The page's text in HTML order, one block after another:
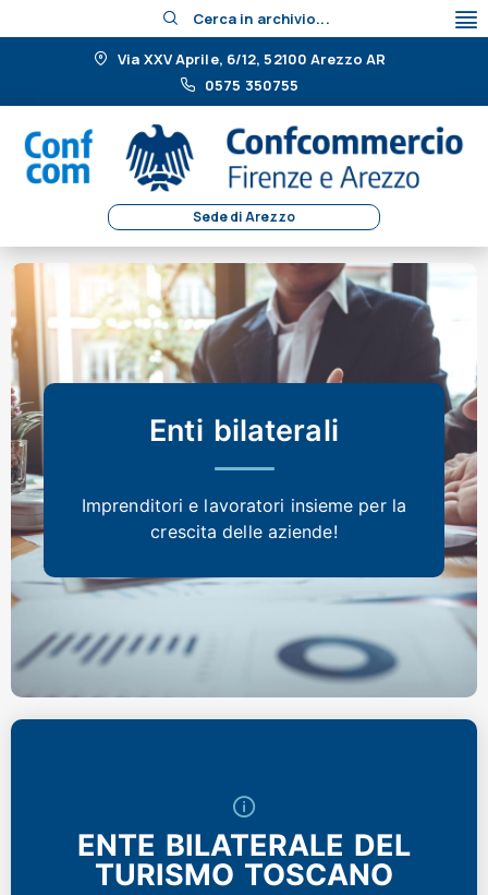
Cerca in archivio...
Via XXV Aprile, 6/12, 52100 Arezzo AR
0575 350755
Sede di Arezzo
Enti bilaterali
Imprenditori e lavoratori insieme per la
crescita delle aziende!
ENTE BILATERALE DEL
TURISMO TOSCANO